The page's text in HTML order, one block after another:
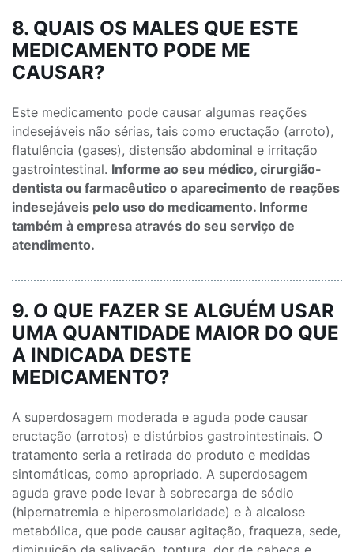
8. QUAIS OS MALES QUE ESTE
MEDICAMENTO PODE ME
CAUSAR?
Este medicamento pode causar algumas reações
indesejáveis não sérias, tais como eructação (arroto),
flatulência (gases), distensão abdominal e irritação
gastrointestinal. Informe ao seu médico, cirurgião-
dentista ou farmacêutico o aparecimento de reações
indesejáveis pelo uso do medicamento. Informe
também à empresa através do seu serviço de
atendimento.
9. O QUE FAZER SE ALGUÉM USAR
UMA QUANTIDADE MAIOR DO QUE
A INDICADA DESTE
MEDICAMENTO?
A superdosagem moderada e aguda pode causar
eructação (arrotos) e distúrbios gastrointestinais. O
tratamento seria a retirada do produto e medidas
sintomáticas, como apropriado. A superdosagem
aguda grave pode levar à sobrecarga de sódio
(hipernatremia e hiperosmolaridade) e à alcalose
metabólica, que pode causar agitação, fraqueza, sede,